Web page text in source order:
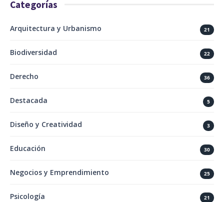
Categorías
Arquitectura y Urbanismo 21
Biodiversidad 22
Derecho 36
Destacada 5
Diseño y Creatividad 3
Educación 30
Negocios y Emprendimiento 25
Psicología 21